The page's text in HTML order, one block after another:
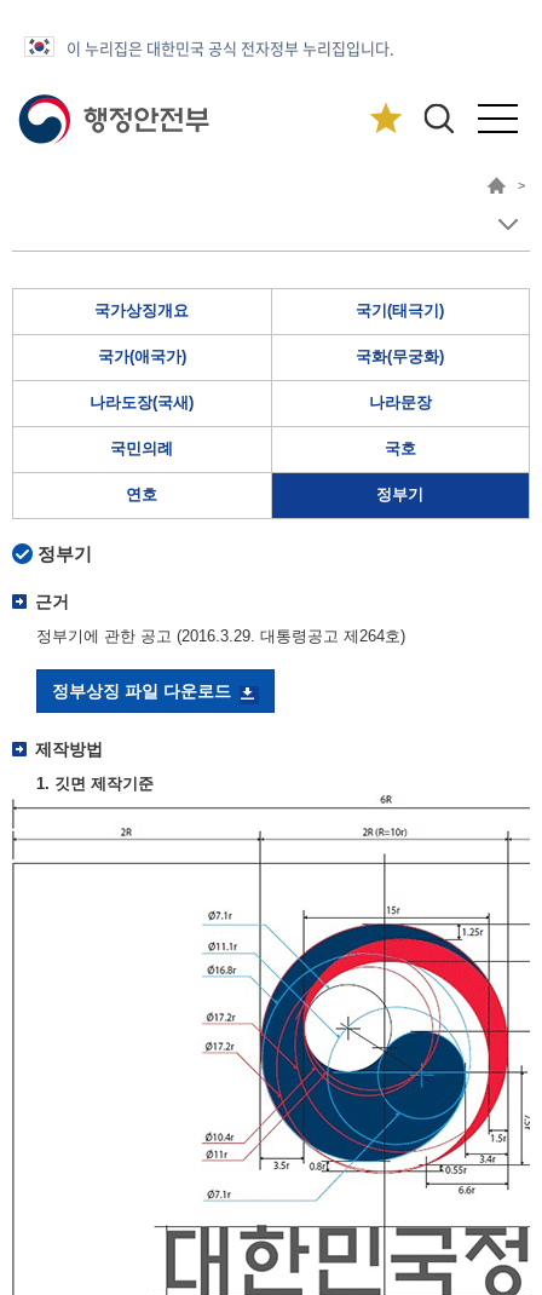
이 누리집은 대한민국 공식 전자정부 누리집입니다.
>
국가상징개요 국기(태극기)
국가(애국가) 국화(무궁화)
나라도장(국새) 나라문장
국민의례 국호
연호 정부기
정부기
근거
정부기에 관한 공고 (2016.3.29. 대통령공고 제264호)
정부상징 파일 다운로드
제작방법
1. 깃면 제작기준